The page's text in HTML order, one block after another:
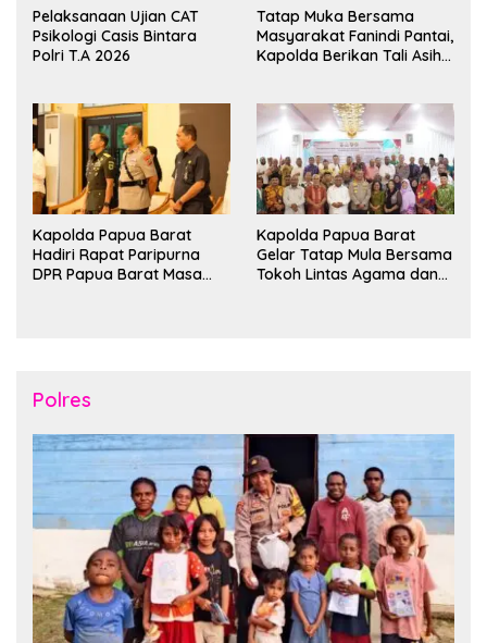
Pelaksanaan Ujian CAT
Psikologi Casis Bintara
Polri T.A 2026
Tatap Muka Bersama
Masyarakat Fanindi Pantai,
Kapolda Berikan Tali Asih
Kapolda Papua Barat
Hadiri Rapat Paripurna
DPR Papua Barat Masa
Kapolda Papua Barat
Gelar Tatap Mula Bersama
Tokoh Lintas Agama dan
Polres